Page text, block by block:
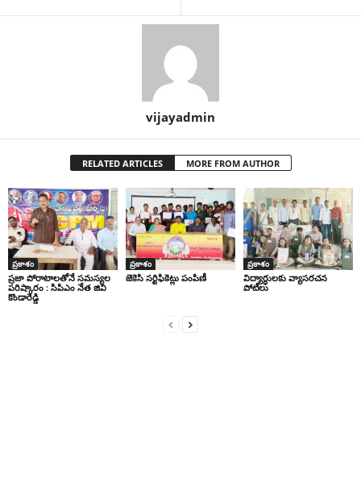
vijayadmin
RELATED ARTICLES MORE FROM AUTHOR
ప్రకాశం
ప్రజా పోరాటాలతోనే సమస్యల
పరిష్కారం : సిపిఎం నేత జివి
కొండారెడ్డి
ప్రకాశం
జెకెసి సర్టిఫికెట్లు పంపిణీ
ప్రకాశం
విద్యార్ధులకు వ్యాసరచన
పోటీలు